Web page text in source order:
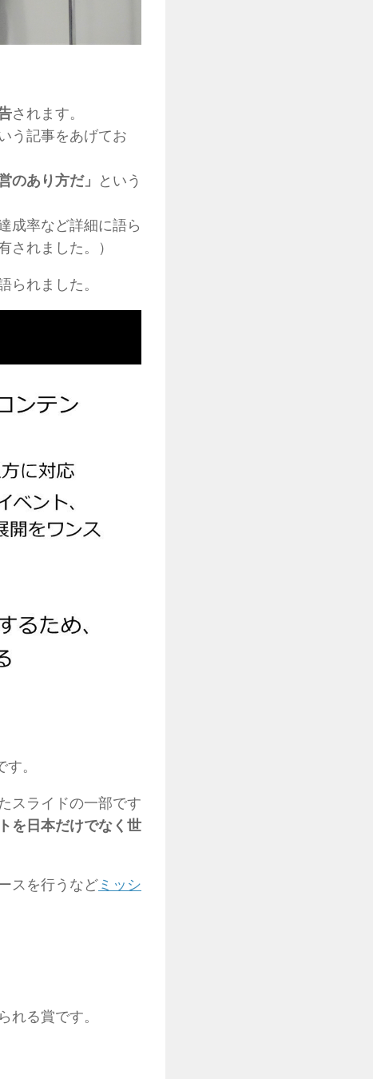
されます。
う記事をあげてお
のあり方だ」 という
成率など詳細に語ら
れました。）
れました。
す。
スライドの一部です
を日本だけでなく世
スを行うなどミッシ
れる賞です。